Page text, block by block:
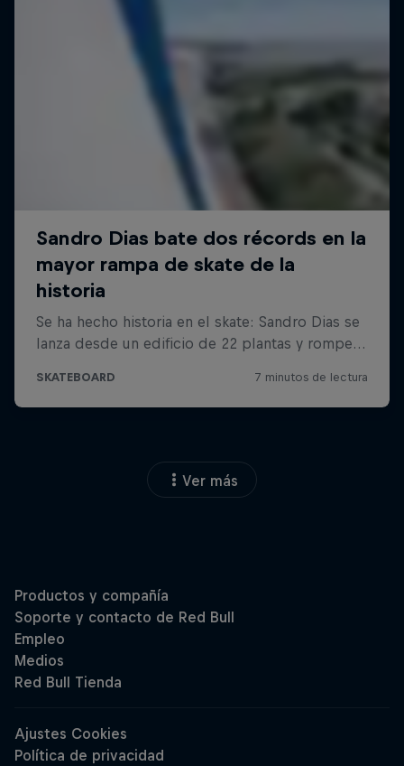
Ver más